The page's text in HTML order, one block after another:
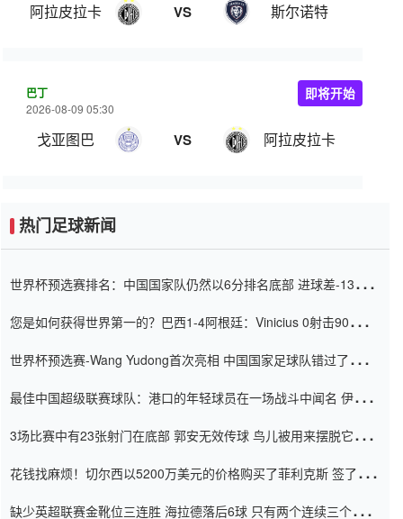
阿拉皮拉卡 VS 斯尔诺特
巴丁
2026-08-09 05:30
戈亚图巴 VS 阿拉皮拉卡
即将开始
热门足球新闻
世界杯预选赛排名：中国国家队仍然以6分排名底部 进球差-13令人
您是如何获得世界第一的？巴西1-4阿根廷：Vinicius 0射击90分钟
世界杯预选赛-Wang Yudong首次亮相 中国国家足球队错过了世界
最佳中国超级联赛球队：港口的年轻球员在一场战斗中闻名 伊万放
3场比赛中有23张射门在底部 郭安无效传球 鸟儿被用来摆脱它
花钱找麻烦！切尔西以5200万美元的价格购买了菲利克斯 签了7年
缺少英超联赛金靴位三连胜 海拉德落后6球 只有两个连续三个连续